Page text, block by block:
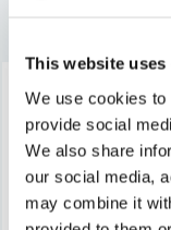
This website uses
We use cookies
provide social
We also share
our social media,
may combine it
Ja, ni får
-6%